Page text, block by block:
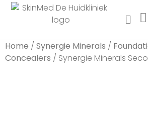
Home / Synergie Minerals /
Concealers / Synergie Minerals